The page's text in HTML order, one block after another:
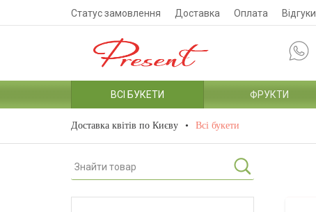
Статус замовлення Доставка Оплата Відгуки
ВСІ БУКЕТИ ФРУКТИ
Доставка квітів по Києву Всі букети